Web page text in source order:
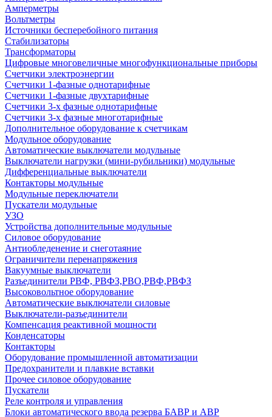
Амперметры
Вольтметры
Источники бесперебойного питания
Стабилизаторы
Трансформаторы
Цифровые многовеличные многофункциональные приборы
Счетчики электроэнергии
Счетчики 1-фазные однотарифные
Счетчики 1-фазные двухтарифные
Счетчики 3-х фазные однотарифные
Счетчики 3-х фазные многотарифные
Дополнительное оборудование к счетчикам
Модульное оборудование
Автоматические выключатели модульные
Выключатели нагрузки (мини-рубильники) модульные
Дифференциальные выключатели
Контакторы модульные
Модульные переключатели
Пускатели модульные
УЗО
Устройства дополнительные модульные
Силовое оборудование
Антиобледенение и снеготаяние
Ограничители перенапряжения
Вакуумные выключатели
Разъединители РВФ, РВФЗ,РВО,РВФ,РВФЗ
Высоковольтное оборудование
Автоматические выключатели cиловые
Выключатели-разъединители
Компенсация реактивной мощности
Конденсаторы
Контакторы
Оборудование промышленной автоматизации
Предохранители и плавкие вставки
Прочее силовое оборудование
Пускатели
Реле контроля и управления
Блоки автоматического ввода резерва БАВР и АВР